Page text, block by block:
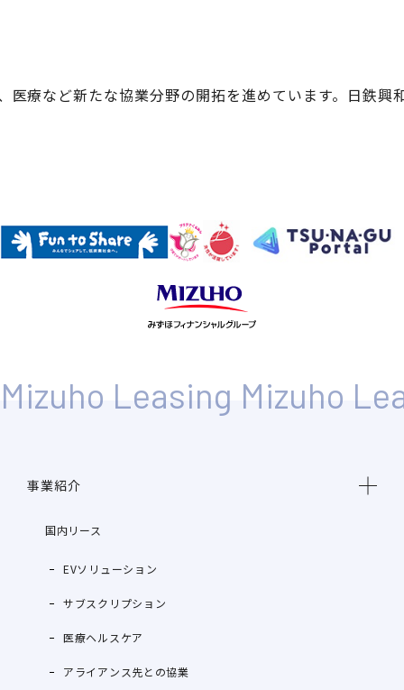
たな協業分野の開拓を進めています
事業紹介
国内リース
EVソリューション
サブスクリプション
医療ヘルスケア
アライアンス先との協業